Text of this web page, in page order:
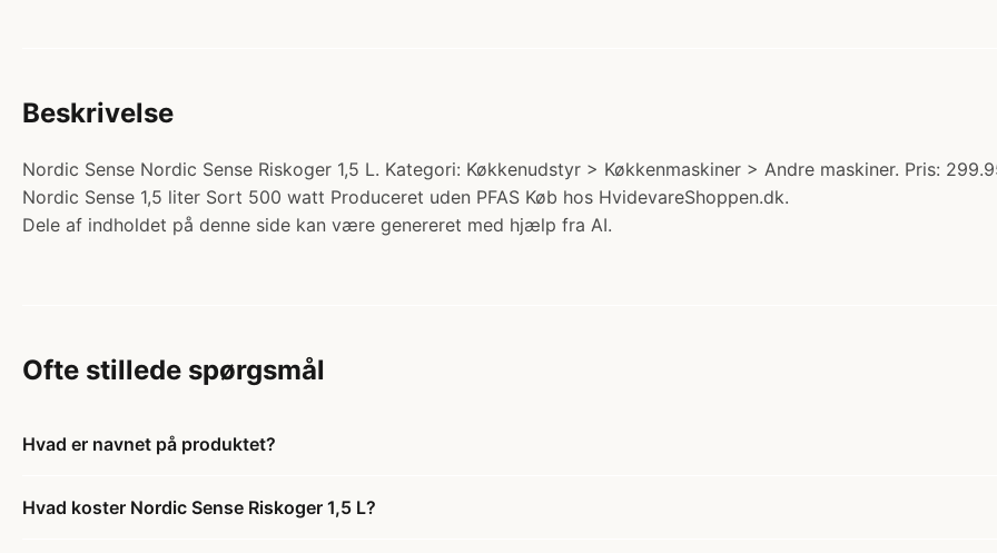
Beskrivelse
Nordic Sense Nordic Sense Riskoger 1,5 L. Kategori: Køkkenudstyr > Køkkenmaskiner > Andre maskiner. Pris:
Nordic Sense 1,5 liter Sort 500 watt Produceret uden PFAS Køb hos HvidevareShoppen.dk.
Dele af indholdet på denne side kan være genereret med hjælp fra AI.
Ofte stillede spørgsmål
Hvad er navnet på produktet?
Hvad koster Nordic Sense Riskoger 1,5 L?